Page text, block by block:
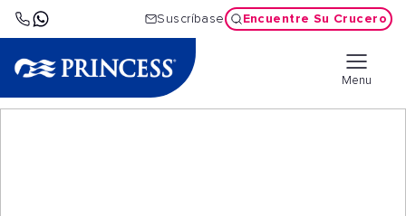
Suscríbase Encuentre Su Crucero
Menu